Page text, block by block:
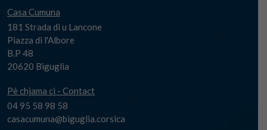
Casa Cumuna
181 Strada di u Lancone
Piazza di l'Albore
B.P 48
20620 Biguglia
Pè chjama ci - Contact
04 95 58 98 58
casacumuna@biguglia.corsica